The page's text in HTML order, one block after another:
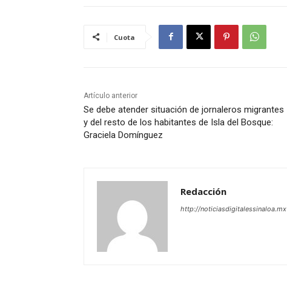
Cuota
Artículo anterior
Se debe atender situación de jornaleros migrantes
y del resto de los habitantes de Isla del Bosque:
Graciela Domínguez
Redacción
http://noticiasdigitalessinaloa.mx